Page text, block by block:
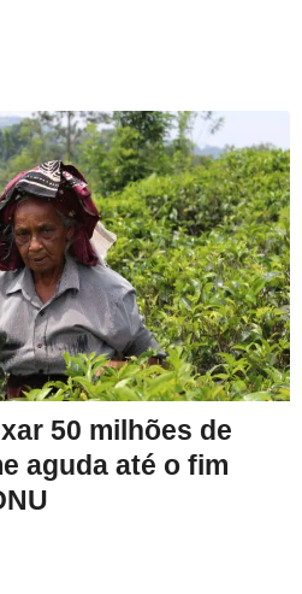
50 milhões de
aguda até o fim